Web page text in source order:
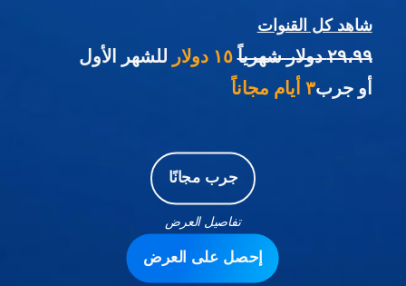
شاهد كل القنوات
٢٩،٩٩ دولار شهرياً ١٥ دولار
للشهر الأول
أو جرب٣ أيام مجاناً
جرب مجانًا
تفاصيل العرض
إحصل على العرض